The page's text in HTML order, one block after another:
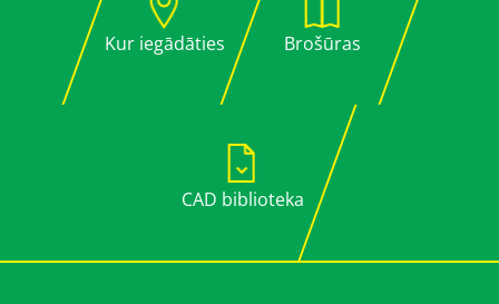
Kur iegādāties Brošūras
CAD biblioteka